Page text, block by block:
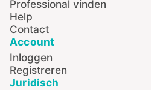
Professional vinden
Help
Contact
Account
Inloggen
Registreren
Juridisch